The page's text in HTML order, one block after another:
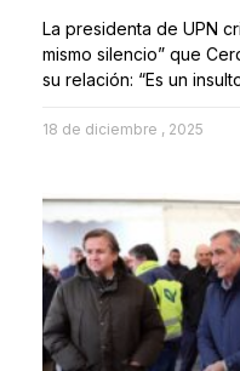
La presidenta de UPN
mismo silencio” que
su relación: “Es un
18 de diciembre , 2025